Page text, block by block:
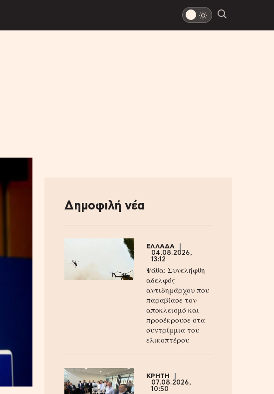
Δημοφιλή νέα
ΕΛΛΑΔΑ
04.08.2026,
13:12
Ψάθα: Συνελήφθη
αδελφός
αντιδημάρχου που
παραβίασε τον
αποκλεισμό και
προσέκρουσε στα
συντρίμμια του
ελικοπτέρου
ΚΡΗΤΗ
07.08.2026,
10:50